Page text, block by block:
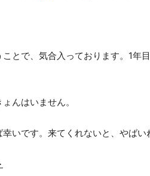
とで、気合入っております。1年
んはいません。
いです。来てくれないと、やばい